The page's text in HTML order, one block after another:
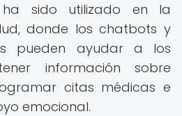
sido utilizado en la
donde los chatbots y
pueden ayudar a los
información sobre
citas médicas e
emocional.